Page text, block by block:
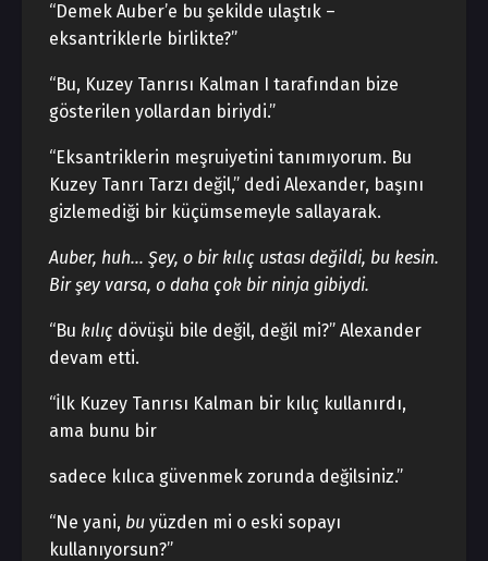
“Demek Auber’e bu şekilde ulaştık –
eksantriklerle birlikte?”
“Bu, Kuzey Tanrısı Kalman I tarafından bize
gösterilen yollardan biriydi.”
“Eksantriklerin meşruiyetini tanımıyorum. Bu
Kuzey Tanrı Tarzı değil,” dedi Alexander, başını
gizlemediği bir küçümsemeyle sallayarak.
Auber, huh… Şey, o bir kılıç ustası değildi, bu kesin.
Bir şey varsa, o daha çok bir ninja gibiydi.
“Bu kılıç dövüşü bile değil, değil mi?” Alexander
devam etti.
“İlk Kuzey Tanrısı Kalman bir kılıç kullanırdı,
ama bunu bir
sadece kılıca güvenmek zorunda değilsiniz.”
“Ne yani, bu yüzden mi o eski sopayı
kullanıyorsun?”